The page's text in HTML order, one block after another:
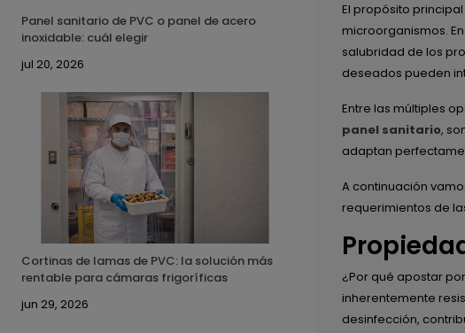
Panel sanitario de PVC o panel de acero
inoxidable: cuál elegir
jul 20, 2026
Cortinas de lamas de PVC: la solución más
rentable para cámaras frigoríficas
jun 29, 2026
El propósito
microorganismos.
salubridad de los
deseados pueden
Entre las múltiples
panel sanitario,
adaptan
A continuación
requerimientos de
¿Por qué apostar por
inherentemente
desinfección,